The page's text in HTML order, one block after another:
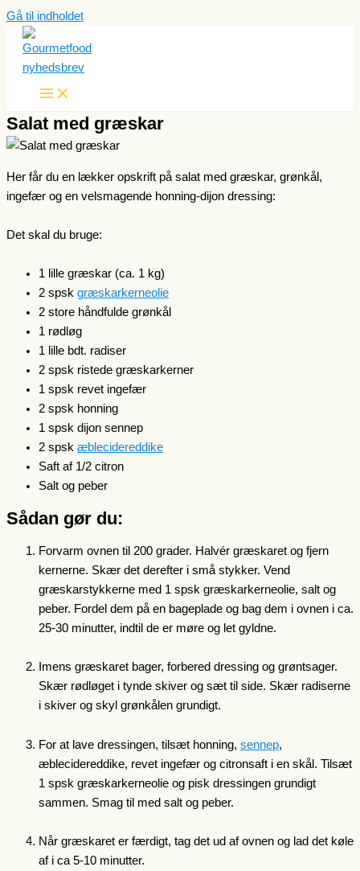
Gå til indholdet
Salat med græskar
Her får du en lækker opskrift på salat med græskar, grønkål,
ingefær og en velsmagende honning-dijon dressing:
Det skal du bruge:
1 lille græskar (ca. 1 kg)
2 spsk græskarkerneolie
2 store håndfulde grønkål
1 rødløg
1 lille bdt. radiser
2 spsk ristede græskarkerner
1 spsk revet ingefær
2 spsk honning
1 spsk dijon sennep
2 spsk æblecidereddike
Saft af 1/2 citron
Salt og peber
Sådan gør du:
Forvarm ovnen til 200 grader. Halvér græskaret og fjern
kernerne. Skær det derefter i små stykker. Vend
græskarstykkerne med 1 spsk græskarkerneolie, salt og
peber. Fordel dem på en bageplade og bag dem i ovnen i ca.
25-30 minutter, indtil de er møre og let gyldne.
Imens græskaret bager, forbered dressing og grøntsager.
Skær rødløget i tynde skiver og sæt til side. Skær radiserne
i skiver og skyl grønkålen grundigt.
For at lave dressingen, tilsæt honning, sennep,
æblecidereddike, revet ingefær og citronsaft i en skål. Tilsæt
1 spsk græskarkerneolie og pisk dressingen grundigt
sammen. Smag til med salt og peber.
Når græskaret er færdigt, tag det ud af ovnen og lad det køle
af i ca 5-10 minutter.